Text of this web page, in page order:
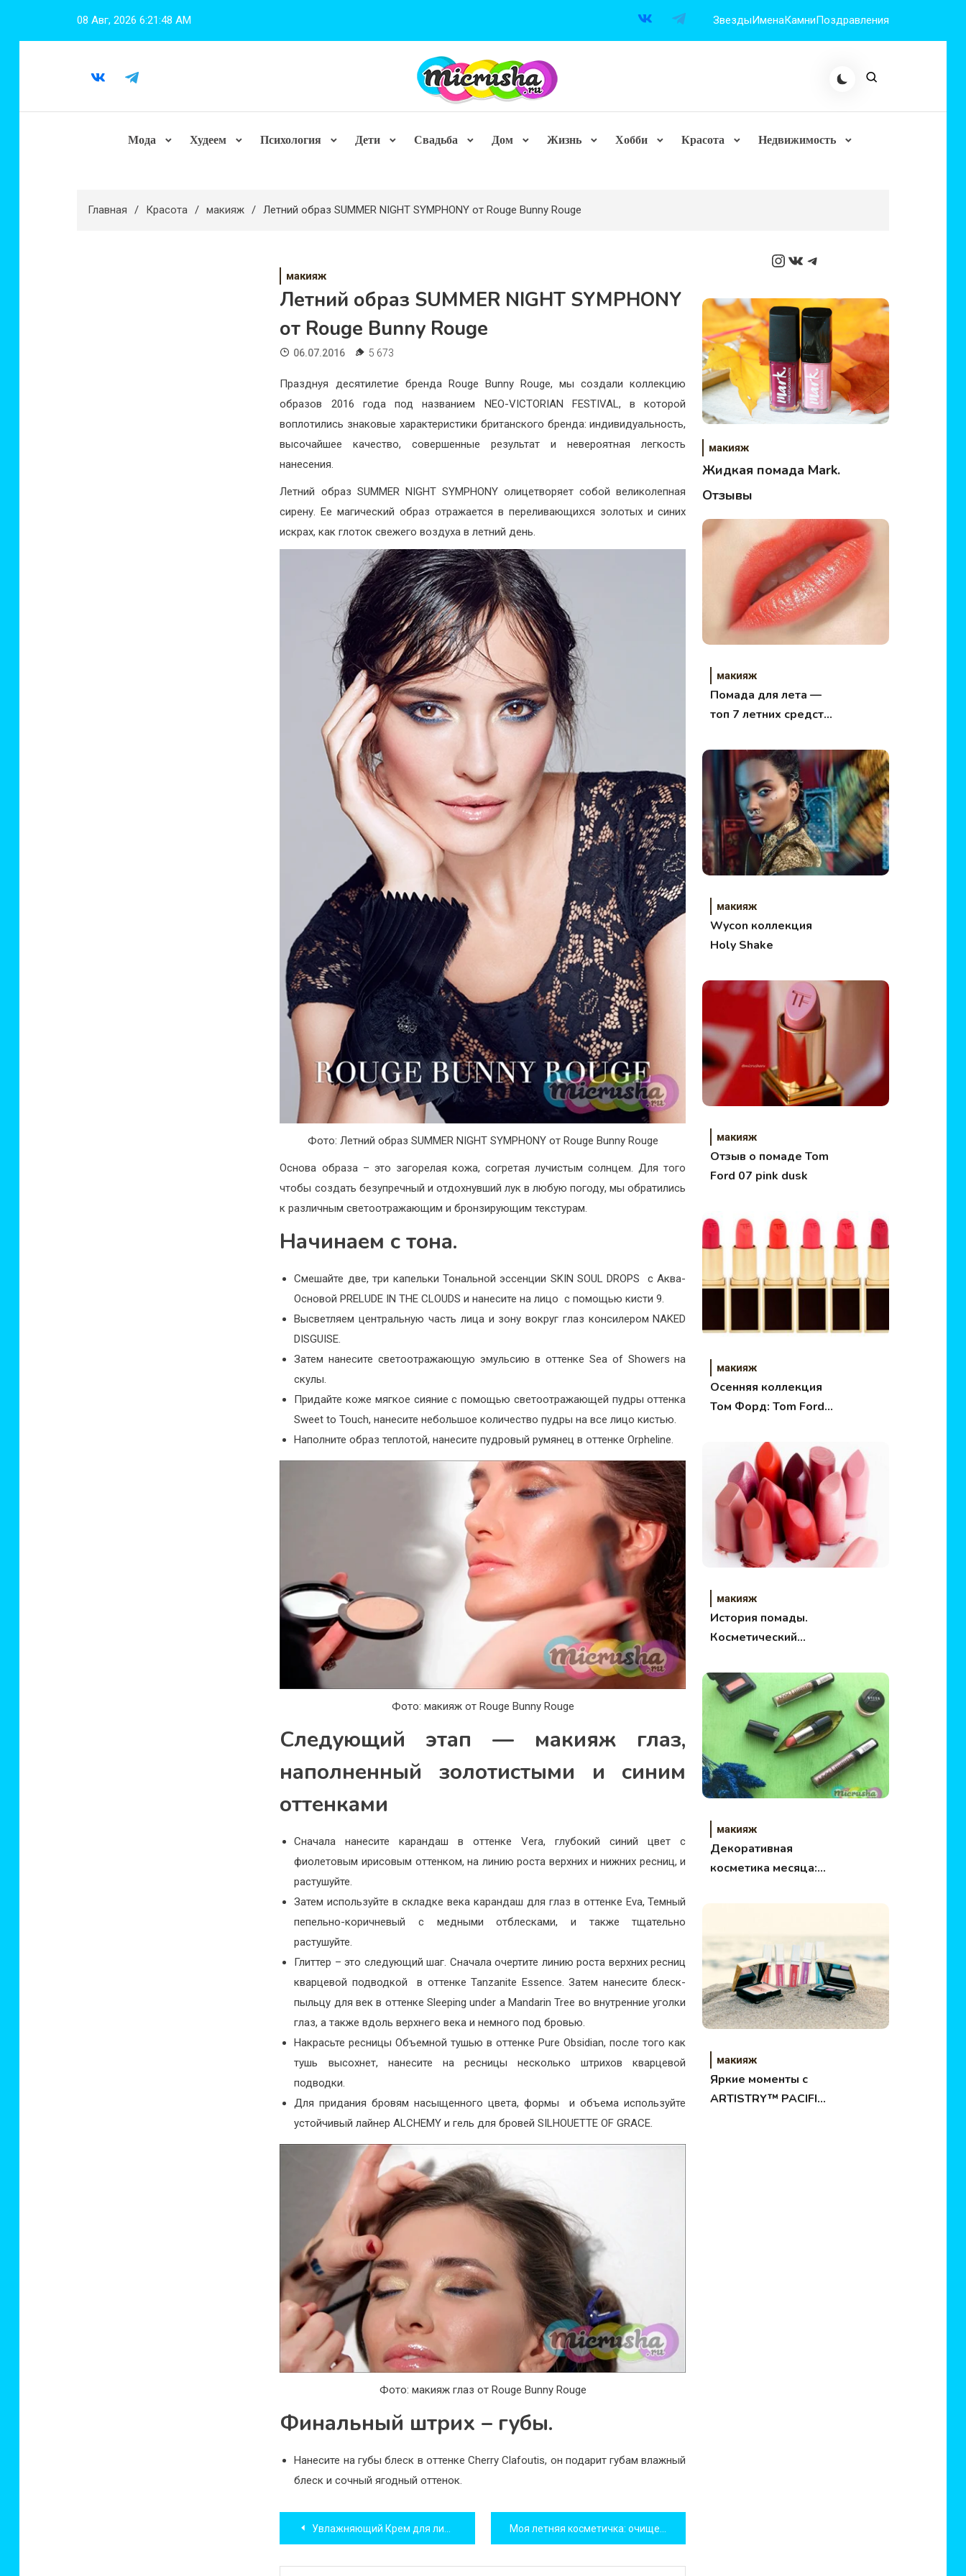
08 Авг, 2026 6:21:49 AM ЗвездыИменаКамниПоздравления
Мода Худеем Психология Дети Свадьба Дом Жизнь Хобби Красота Недвижимость
Главная Красота макияж Летний образ SUMMER NIGHT SYMPHONY от Rouge Bunny Rouge
макияж
Летний образ SUMMER NIGHT SYMPHONY
от Rouge Bunny Rouge
06.07.2016 5 673
Празднуя десятилетие бренда Rouge Bunny Rouge, мы создали коллекцию
образов 2016 года под названием NEO-VICTORIAN FESTIVAL, в которой
воплотились знаковые характеристики британского бренда: индивидуальность,
высочайшее качество, совершенные результат и невероятная легкость
нанесения.
Летний образ SUMMER NIGHT SYMPHONY олицетворяет собой великолепная
сирену. Ее магический образ отражается в переливающихся золотых и синих
искрах, как глоток свежего воздуха в летний день.
Фото: Летний образ SUMMER NIGHT SYMPHONY от Rouge Bunny Rouge
Основа образа – это загорелая кожа, согретая лучистым солнцем. Для того
чтобы создать безупречный и отдохнувший лук в любую погоду, мы обратились
к различным светоотражающим и бронзирующим текстурам.
Начинаем с тона.
Смешайте две, три капельки Тональной эссенции SKIN SOUL DROPS c Аква-
Основой PRELUDE IN THE CLOUDS и нанесите на лицо с помощью кисти 9.
Высветляем центральную часть лица и зону вокруг глаз консилером NAKED
DISGUISE.
Затем нанесите светоотражающую эмульсию в оттенке Sea of Showers на
скулы.
Придайте коже мягкое сияние с помощью светоотражающей пудры оттенка
Sweet to Touch, нанесите небольшое количество пудры на все лицо кистью.
Наполните образ теплотой, нанесите пудровый румянец в оттенке Orpheline.
Фото: макияж от Rouge Bunny Rouge
Следующий этап — макияж глаз,
наполненный золотистыми и синим
оттенками
Сначала нанесите карандаш в оттенке Vera, глубокий синий цвет с
фиолетовым ирисовым оттенком, на линию роста верхних и нижних ресниц, и
растушуйте.
Затем используйте в складке века карандаш для глаз в оттенке Eva, Темный
пепельно-коричневый с медными отблесками, и также тщательно
растушуйте.
Глиттер – это следующий шаг. Сначала очертите линию роста верхних ресниц
кварцевой подводкой в оттенке Tanzanite Essence. Затем нанесите блеск-
пыльцу для век в оттенке Sleeping under a Mandarin Tree во внутренние уголки
глаз, а также вдоль верхнего века и немного под бровью.
Накрасьте ресницы Объемной тушью в оттенке Pure Obsidian, после того как
тушь высохнет, нанесите на ресницы несколько штрихов кварцевой
подводки.
Для придания бровям насыщенного цвета, формы и объема используйте
устойчивый лайнер ALCHEMY и гель для бровей SILHOUETTE OF GRACE.
Фото: макияж глаз от Rouge Bunny Rouge
Финальный штрих – губы.
Нанесите на губы блеск в оттенке Cherry Clafoutis, он подарит губам влажный
блеск и сочный ягодный оттенок.
Навигация
по
Увлажняющий Крем для лица NIVEA Care
Instagram
ВКонтакте
Telegram
макияж
Жидкая помада Mark.
Отзывы
макияж
Помада для лета —
топ 7 летних средств
макияж
Wycon коллекция
Holy Shake
макияж
Отзыв о помаде Tom
Ford 07 pink dusk
макияж
Осенняя коллекция
Том Форд: Tom Ford
Colors Collection Fall
2017
макияж
История помады.
Косметический
макияж
Декоративная
косметика месяца:
быстрого макияжа
макияж
Яркие моменты с
ARTISTRY™ PACIFIC